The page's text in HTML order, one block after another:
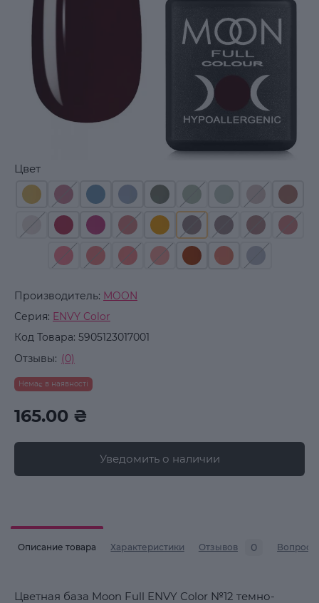
Производитель: MOON
Серия: ENVY Color
Код Товара: 5905123017001
Отзывы: (0)
Немає в наявності
Цвет
165.00 ₴
Уведомить о наличии
Описание товара Характеристики Отзывов 0 Вопросы
Цветная база Moon Full ENVY Color №12 темно-